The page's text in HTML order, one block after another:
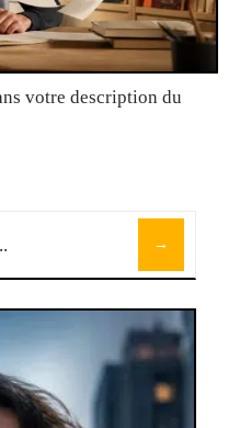
votre description du